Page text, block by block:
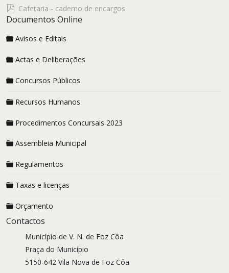
pdf
Cafetaria - caderno de encargos
Documentos Online
Avisos e Editais
Actas e Deliberações
Concursos Públicos
Recursos Humanos
Procedimentos Concursais 2023
Assembleia Municipal
Regulamentos
Taxas e licenças
Orçamento
Contactos
Município de V. N. de Foz Côa
Praça do Município
5150-642 Vila Nova de Foz Côa